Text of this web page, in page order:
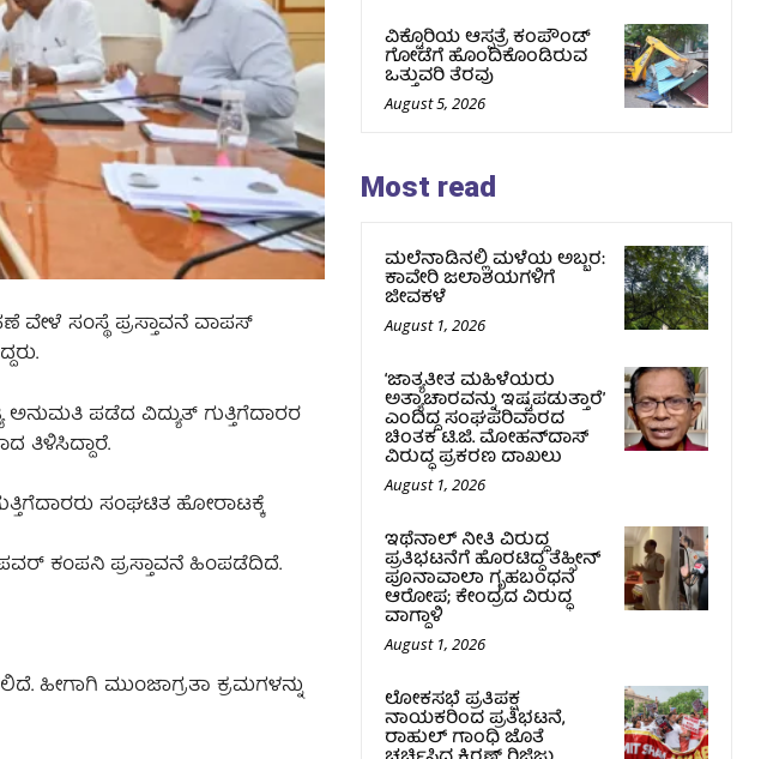
ವೇಳೆ ಸಂಸ್ಥೆ ಪ್ರಸ್ತಾವನೆ ವಾಪಸ್
ಪಡೆದ ವಿದ್ಯುತ್ ಗುತ್ತಿಗೆದಾರರ
ತಿಳಿಸಿದ್ದಾರೆ.
ಸಂಘಟಿತ ಹೋರಾಟಕ್ಕೆ
ಪವರ್ ಕಂಪನಿ ಪ್ರಸ್ತಾವನೆ ಹಿಂಪಡೆದಿದೆ.
ಮುಂಜಾಗ್ರತಾ ಕ್ರಮಗಳನ್ನು
ವಿಕ್ಟೊರಿಯ ಆಸ್ಪತ್ರೆ ಕಂಪೌಂಡ್
ಗೋಡೆಗೆ ಹೊಂದಿಕೊಂಡಿರುವ
ಒತ್ತುವರಿ ತೆರವು
August 5, 2026
Most read
ಮಲೆನಾಡಿನಲ್ಲಿ ಮಳೆಯ ಅಬ್ಬರ:
ಕಾವೇರಿ ಜಲಾಶಯಗಳಿಗೆ
ಜೀವಕಳೆ
August 1, 2026
‘ಜಾತ್ಯತೀತ ಮಹಿಳೆಯರು
ಅತ್ಯಾಚಾರವನ್ನು ಇಷ್ಟಪಡುತ್ತಾರೆ’
ಎಂದಿದ್ದ ಸಂಘಪರಿವಾರದ
ಚಿಂತಕ ಟಿ.ಜಿ. ಮೋಹನ್‌ದಾಸ್
ವಿರುದ್ಧ ಪ್ರಕರಣ ದಾಖಲು
August 1, 2026
ಇಥೆನಾಲ್‌ ನೀತಿ ವಿರುದ್ಧ
ಪ್ರತಿಭಟನೆಗೆ ಹೊರಟಿದ್ದ ತೆಹ್ಸೀನ್‌
ಪೂನಾವಾಲಾ ಗೃಹಬಂಧನ
ಆರೋಪ; ಕೇಂದ್ರದ ವಿರುದ್ಧ
ವಾಗ್ದಾಳಿ
August 1, 2026
ಲೋಕಸಭೆ ಪ್ರತಿಪಕ್ಷ
ನಾಯಕರಿಂದ ಪ್ರತಿಭಟನೆ,
ರಾಹುಲ್‌ ಗಾಂಧಿ ಜೊತೆ